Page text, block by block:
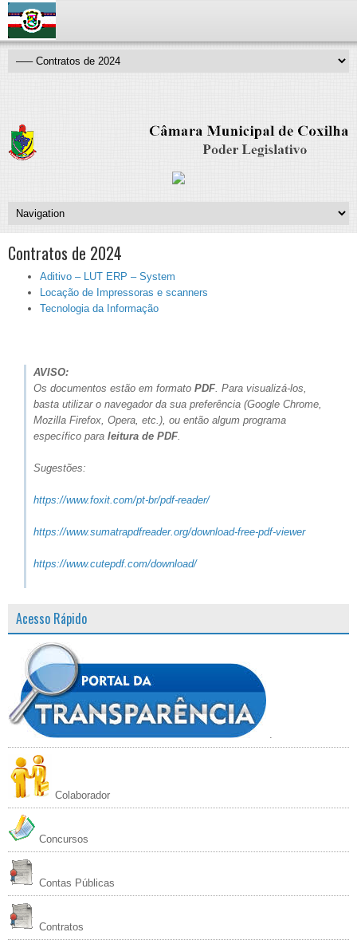
Contratos de 2024
Aditivo – LUT ERP – System
Locação de Impressoras e scanners
Tecnologia da Informação
AVISO:
Os documentos estão em formato PDF. Para visualizá-los,
basta utilizar o navegador da sua preferência (Google Chrome,
Mozilla Firefox, Opera, etc.), ou então algum programa
específico para leitura de PDF.
Sugestões:
https://www.foxit.com/pt-br/pdf-reader/
https://www.sumatrapdfreader.org/download-free-pdf-viewer
https://www.cutepdf.com/download/
Acesso Rápido
.
Colaborador
Concursos
Contas Públicas
Contratos